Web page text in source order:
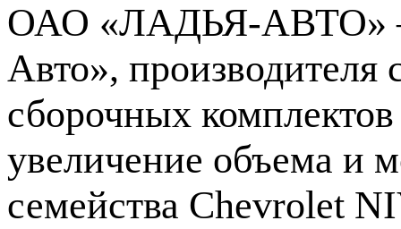
ОАО «ЛАДЬЯ-АВТО»
Авто», производителя
сборочных
увеличение объема и
семейства Chevrolet